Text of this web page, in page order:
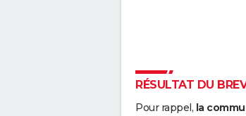
RÉSULTAT DU
Pour rappel, la